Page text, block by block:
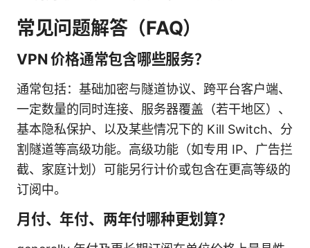
常见问题解答（FAQ）
VPN 价格通常包含哪些服务？
通常包括：基础加密与隧道协议、跨平台客户端、
一定数量的同时连接、服务器覆盖（若干地区）、
基本隐私保护、以及某些情况下的 Kill Switch、分
割隧道等高级功能。高级功能（如专用 IP、广告拦
截、家庭计划）可能另行计价或包含在更高等级的
订阅中。
月付、年付、两年付哪种更划算？